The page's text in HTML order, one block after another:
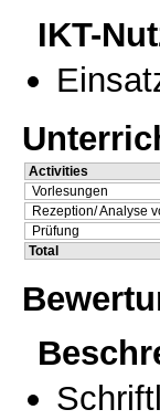
IKT-
Activities
Vorlesungen
Rezeption/ Analyse
Prüfung
Total